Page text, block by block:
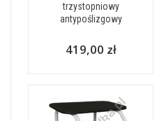
trzystopniowy
antypoślizgowy
419,00 zł